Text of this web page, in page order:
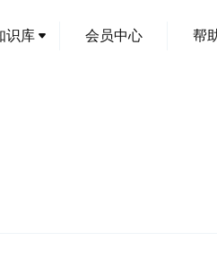
识库 会员中心 帮